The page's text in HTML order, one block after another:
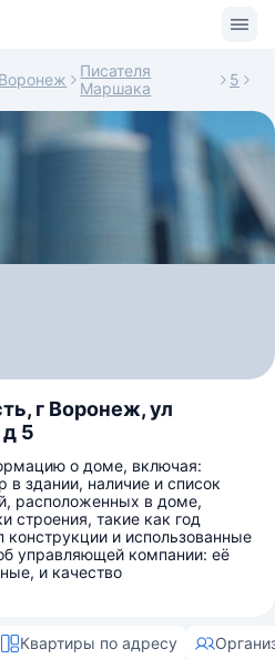
Воронеж
Писателя
Маршака
5
г Воронеж, ул
5
о доме, включая:
в здании, наличие и список
расположенных в доме,
строения, такие как год
конструкции и использованные
управляющей компании: её
и качество
Квартиры по адресу